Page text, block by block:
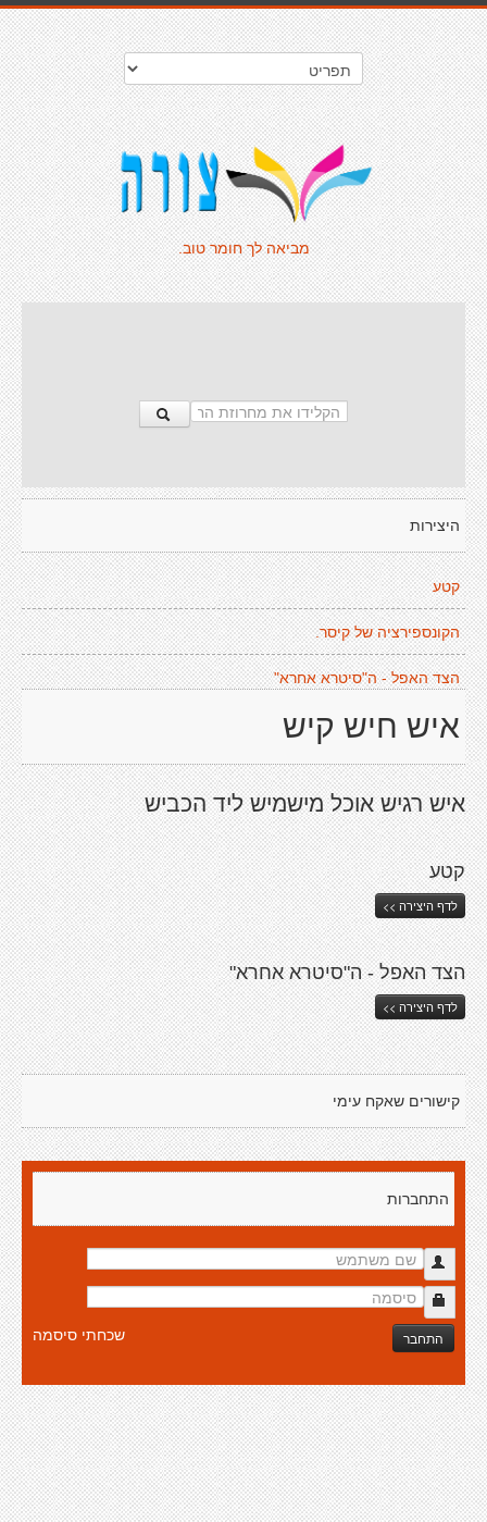
מביאה לך חומר טוב.
היצירות
קטע
הקונספירציה של קיסר.
הצד האפל - ה"סיטרא אחרא"
איש חיש קיש
איש רגיש אוכל מישמיש ליד הכביש
קטע
לדף היצירה >>
הצד האפל - ה"סיטרא אחרא"
לדף היצירה >>
קישורים שאקח עימי
התחברות
התחבר שכחתי סיסמה